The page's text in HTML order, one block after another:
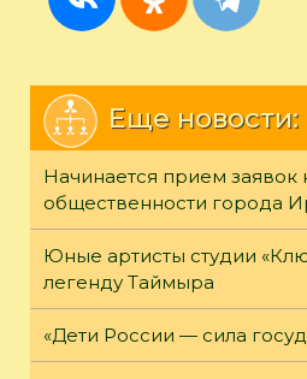
Еще новости:
Начинается прием заявок
общественности города
Юные артисты студии
легенду Таймыра
«Дети России — сила